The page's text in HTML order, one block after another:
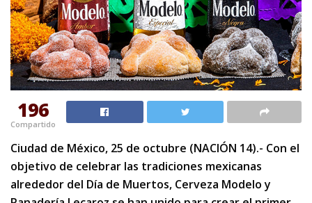
196
Compartido
Ciudad de México, 25 de octubre (NACIÓN 14).- Con el
objetivo de celebrar las tradiciones mexicanas
alrededor del Día de Muertos, Cerveza Modelo y